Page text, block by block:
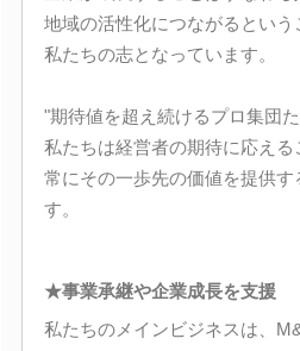
地域の活性化につながるという
私たちの志となっています。
"期待値を超え続けるプロ集団
私たちは経営者の期待に応える
常にその一歩先の価値を提供す
す。
★事業承継や企業成長を支援
私たちのメインビジネスは、